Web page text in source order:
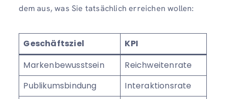
dem aus, was Sie tatsächlich erreichen wollen:
Geschäftsziel
KPI
Markenbewusstsein
Reichweitenrate
Publikumsbindung
Interaktionsrate